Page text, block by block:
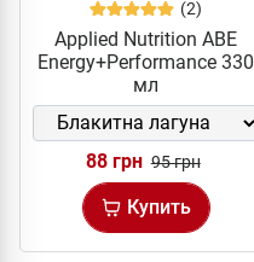
(2)
Applied Nutrition ABE
Energy+Performance 330
мл
88 грн 95 грн
Купить